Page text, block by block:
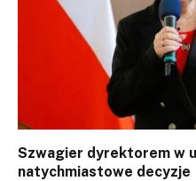
Szwagier dyrektorem w
natychmiastowe decyzje